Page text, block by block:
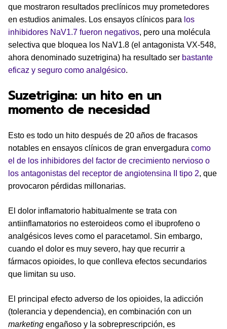
que mostraron resultados preclínicos muy prometedores
en estudios animales. Los ensayos clínicos para los
inhibidores NaV1.7 fueron negativos, pero una molécula
selectiva que bloquea los NaV1.8 (el antagonista VX-548,
ahora denominado suzetrigina) ha resultado ser bastante
eficaz y seguro como analgésico.
Suzetrigina: un hito en un
momento de necesidad
Esto es todo un hito después de 20 años de fracasos
notables en ensayos clínicos de gran envergadura como
el de los inhibidores del factor de crecimiento nervioso o
los antagonistas del receptor de angiotensina II tipo 2, que
provocaron pérdidas millonarias.
El dolor inflamatorio habitualmente se trata con
antiinflamatorios no esteroideos como el ibuprofeno o
analgésicos leves como el paracetamol. Sin embargo,
cuando el dolor es muy severo, hay que recurrir a
fármacos opioides, lo que conlleva efectos secundarios
que limitan su uso.
El principal efecto adverso de los opioides, la adicción
(tolerancia y dependencia), en combinación con un
marketing engañoso y la sobreprescripción, es